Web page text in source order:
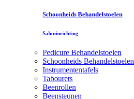
Schoonheids Behandelstoelen
Saloninrichting
Pedicure Behandelstoelen
Schoonheids Behandelstoelen
Instrumententafels
Tabourets
Beenrollen
Beensteunen